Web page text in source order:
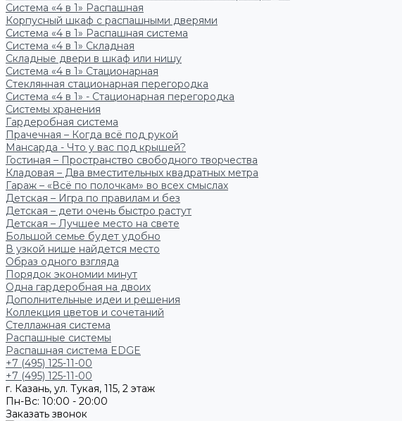
Система «4 в 1» Распашная
Корпусный шкаф с распашными дверями
Система «4 в 1» Распашная система
Система «4 в 1» Складная
Складные двери в шкаф или нишу
Система «4 в 1» Стационарная
Стеклянная стационарная перегородка
Система «4 в 1» - Стационарная перегородка
Системы хранения
Гардеробная система
Прачечная – Когда всё под рукой
Мансарда - Что у вас под крышей?
Гостиная – Пространство свободного творчества
Кладовая – Два вместительных квадратных метра
Гараж – «Всё по полочкам» во всех смыслах
Детская – Игра по правилам и без
Детская – дети очень быстро растут
Детская – Лучшее место на свете
Большой семье будет удобно
В узкой нише найдется место
Образ одного взгляда
Порядок экономии минут
Одна гардеробная на двоих
Дополнительные идеи и решения
Коллекция цветов и сочетаний
Стеллажная система
Распашные системы
Распашная система EDGE
+7 (495) 125-11-00
+7 (495) 125-11-00
г. Казань, ул. Тукая, 115, 2 этаж
Пн-Вс: 10:00 - 20:00
Заказать звонок